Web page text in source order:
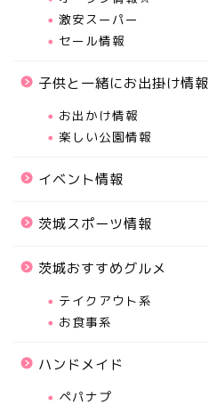
激安スーパー
セール情報
子供と一緒にお出掛け情報
お出かけ情報
楽しい公園情報
イベント情報
茨城スポーツ情報
茨城おすすめグルメ
テイクアウト系
お食事系
ハンドメイド
ペパナプ